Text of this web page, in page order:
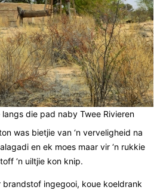
die pad naby Twee Rivieren
was bietjie van ‘n verveligheid na
en ek moes maar vir ‘n rukkie
‘n uiltjie kon knip.
brandstof ingegooi, koue koeldrank